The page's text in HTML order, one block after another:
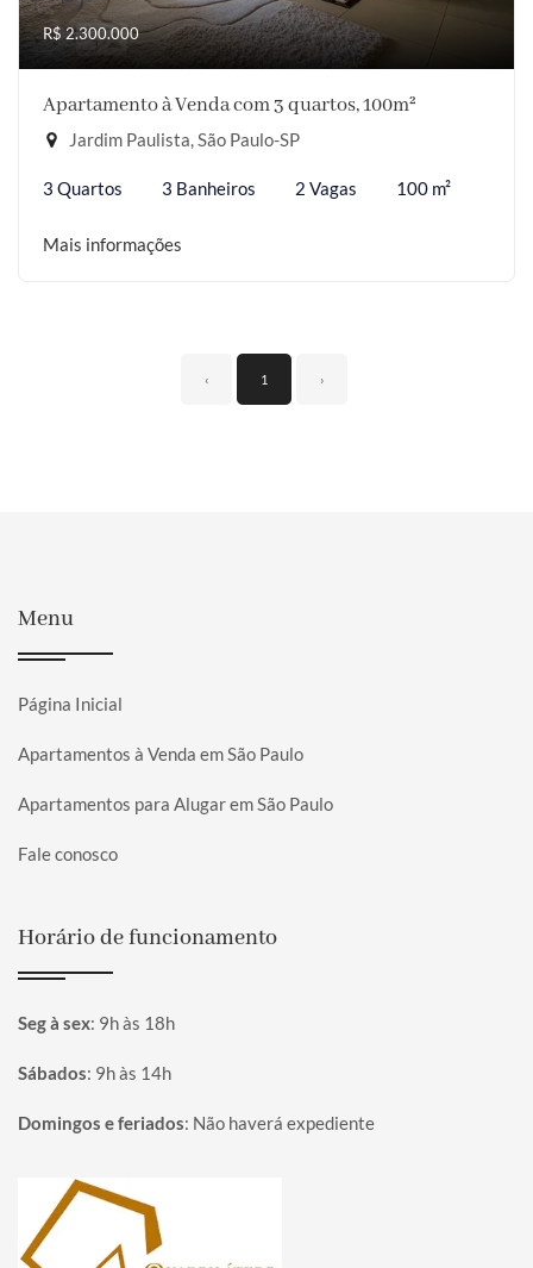
R$ 2.300.000
Apartamento à Venda com 3 quartos, 100m²
Jardim Paulista, São Paulo-SP
3 Quartos 3 Banheiros 2 Vagas 100 m²
Mais informações
‹ 1 ›
Menu
Página Inicial
Apartamentos à Venda em São Paulo
Apartamentos para Alugar em São Paulo
Fale conosco
Horário de funcionamento
Seg à sex: 9h às 18h
Sábados: 9h às 14h
Domingos e feriados: Não haverá expediente
Página inicial